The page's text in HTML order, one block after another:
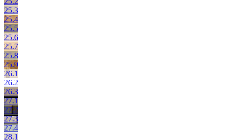
25.3
25.4
25.5
25.6
25.7
25.8
25.9
26.1
26.2
26.3
27.1
27.2
27.3
27.4
28.1